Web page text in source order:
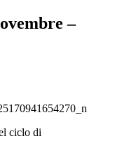
–
ciclo di